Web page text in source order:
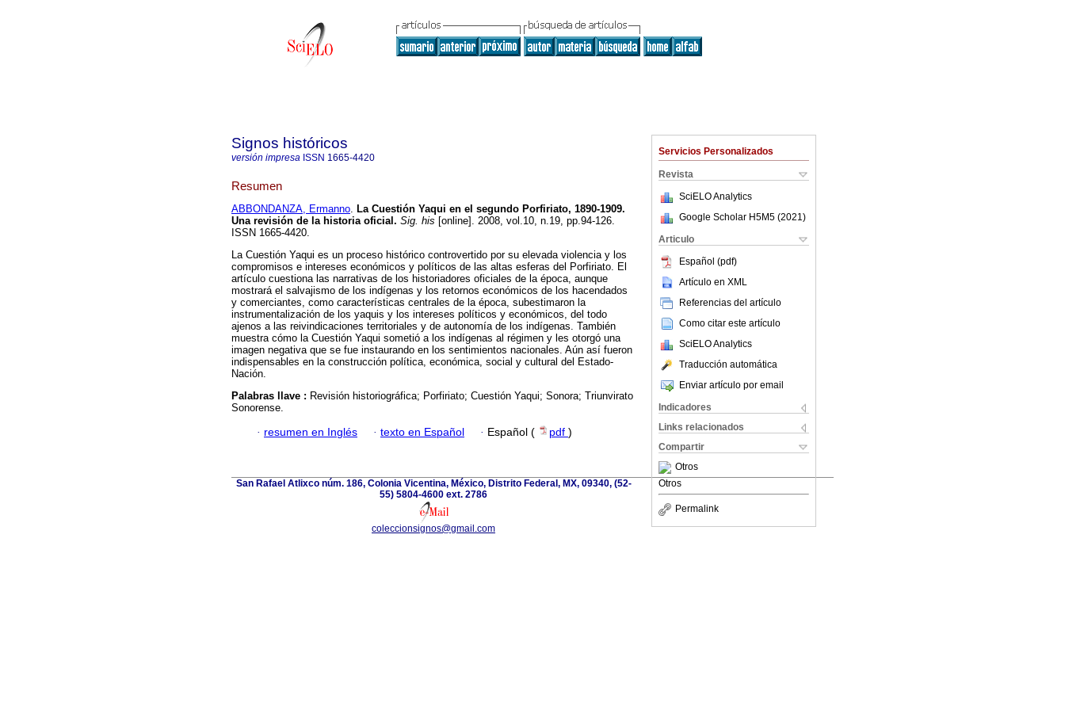
Servicios Personalizados
Revista
SciELO Analytics
Google Scholar H5M5 (2021 )
Articulo
Español (pdf)
Artículo en XML
Referencias del artículo
Como citar este artículo
SciELO Analytics
Traducción automática
Enviar artículo por email
Indicadores
Links relacionados
Compartir
Otros
Otros
Permalink
Signos históricos
versión impresa ISSN 1665-4420
Resumen
ABBONDANZA, Ermanno. La Cuestión Yaqui en el segundo Porfiriato, 1890-1909.
Una revisión de la historia oficial. Sig. his [online]. 2008, vol.10, n.19, pp.94-126.
ISSN 1665-4420.
La Cuestión Yaqui es un proceso histórico controvertido por su elevada violencia y los
compromisos e intereses económicos y políticos de las altas esferas del Porfiriato. El
artículo cuestiona las narrativas de los historiadores oficiales de la época, aunque
mostrará el salvajismo de los indígenas y los retornos económicos de los hacendados
y comerciantes, como características centrales de la época, subestimaron la
instrumentalización de los yaquis y los intereses políticos y económicos, del todo
ajenos a las reivindicaciones territoriales y de autonomía de los indígenas. También
muestra cómo la Cuestión Yaqui sometió a los indígenas al régimen y les otorgó una
imagen negativa que se fue instaurando en los sentimientos nacionales. Aún así fueron
indispensables en la construcción política, económica, social y cultural del Estado-
Nación.
Palabras llave : Revisión historiográfica; Porfiriato; Cuestión Yaqui; Sonora; Triunvirato
Sonorense.
· resumen en Inglés · texto en Español · Español ( pdf )
San Rafael Atlixco núm. 186, Colonia Vicentina, México, Distrito Federal, MX, 09340, (52-
55) 5804-4600 ext. 2786
coleccionsignos@gmail.com